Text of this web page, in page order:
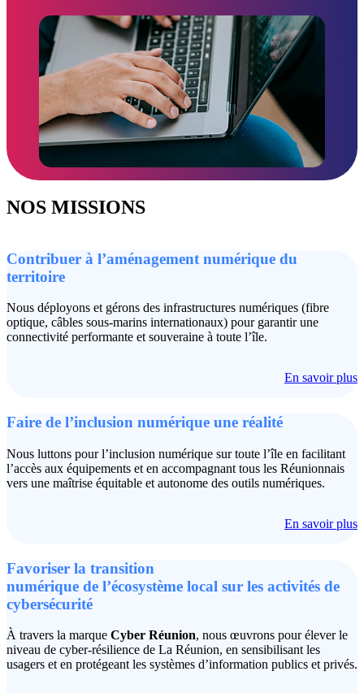
NOS MISSIONS
Contribuer à l’aménagement numérique du
territoire
Nous déployons et gérons des infrastructures numériques (fibre
optique, câbles sous-marins internationaux) pour garantir une
connectivité performante et souveraine à toute l’île.
En savoir plus
Faire de l’inclusion numérique une réalité
Nous luttons pour l’inclusion numérique sur toute l’île en facilitant
l’accès aux équipements et en accompagnant tous les Réunionnais
vers une maîtrise équitable et autonome des outils numériques.
En savoir plus
Favoriser la transition
numérique de l’écosystème local sur les activités de
cybersécurité
À travers la marque Cyber Réunion, nous œuvrons pour élever le
niveau de cyber-résilience de La Réunion, en sensibilisant les
usagers et en protégeant les systèmes d’information publics et privés.